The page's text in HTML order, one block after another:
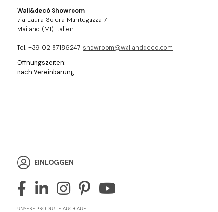
Wall&decò Showroom
via Laura Solera Mantegazza 7
Mailand (MI) Italien
Tel. +39 02 87186247 showroom@wallanddeco.com
Öffnungszeiten:
nach Vereinbarung
EINLOGGEN
UNSERE PRODUKTE AUCH AUF